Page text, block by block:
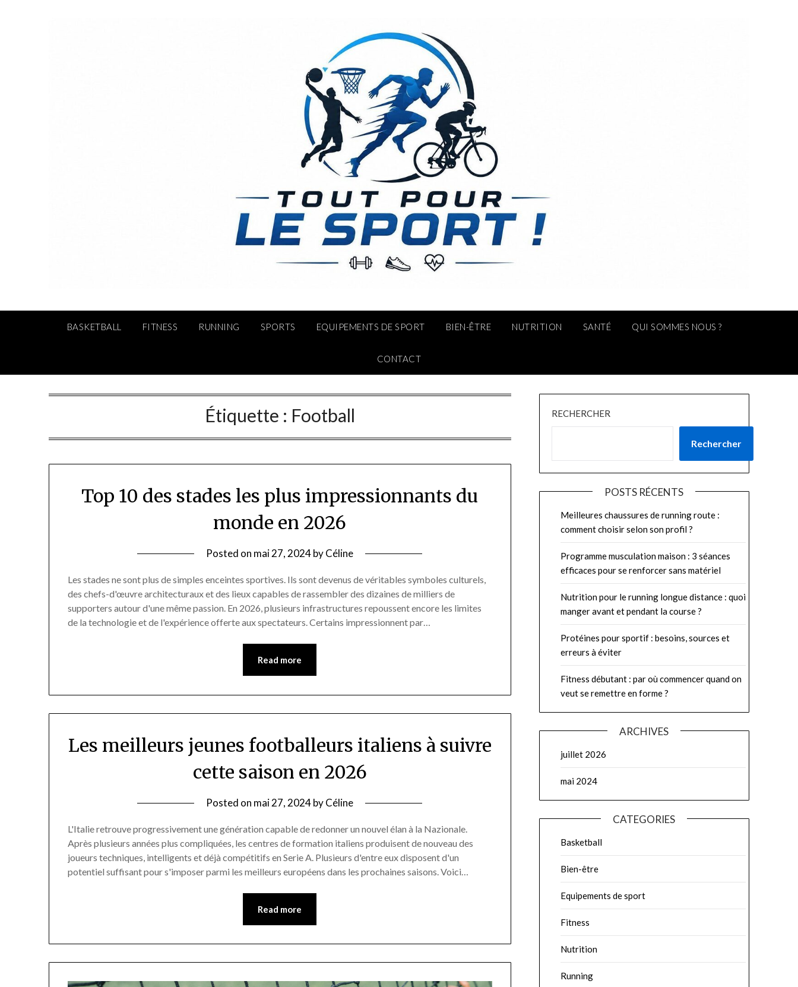
BASKETBALL FITNESS RUNNING SPORTS EQUIPEMENTS DE SPORT BIEN-ÊTRE NUTRITION SANTÉ QUI SOMMES NOUS ?
CONTACT
Étiquette : Football
Top 10 des stades les plus impressionnants du
monde en 2026
Posted on mai 27, 2024byCéline
Les stades ne sont plus de simples enceintes sportives. Ils sont devenus de véritables symboles culturels,
des chefs-d'œuvre architecturaux et des lieux capables de rassembler des dizaines de milliers de
supporters autour d'une même passion. En 2026, plusieurs infrastructures repoussent encore les limites
de la technologie et de l'expérience offerte aux spectateurs. Certains impressionnent par…
Read more
Les meilleurs jeunes footballeurs italiens à suivre
cette saison en 2026
Posted on mai 27, 2024byCéline
L'Italie retrouve progressivement une génération capable de redonner un nouvel élan à la Nazionale.
Après plusieurs années plus compliquées, les centres de formation italiens produisent de nouveau des
joueurs techniques, intelligents et déjà compétitifs en Serie A. Plusieurs d'entre eux disposent d'un
potentiel suffisant pour s'imposer parmi les meilleurs européens dans les prochaines saisons. Voici…
Read more
RECHERCHER
Rechercher
POSTS RÉCENTS
Meilleures chaussures de running route :
comment choisir selon son profil ?
Programme musculation maison : 3 séances
efficaces pour se renforcer sans matériel
Nutrition pour le running longue distance : quoi
manger avant et pendant la course ?
Protéines pour sportif : besoins, sources et
erreurs à éviter
Fitness débutant : par où commencer quand on
veut se remettre en forme ?
ARCHIVES
juillet 2026
mai 2024
CATEGORIES
Basketball
Bien-être
Equipements de sport
Fitness
Nutrition
Running